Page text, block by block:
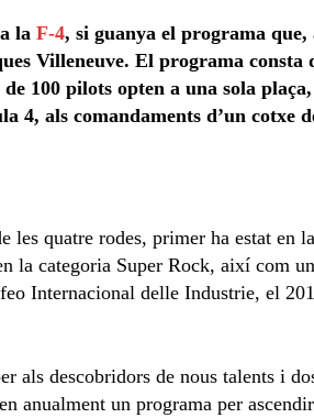
la F-4, si guanya el programa
Villeneuve. El programa consta
100 pilots opten a una sola
als comandaments d’un cotxe
quatre rodes, primer ha estat en
la categoria Super Rock, així com
Internacional delle Industrie, el
als descobridors de nous talents i
anualment un programa per